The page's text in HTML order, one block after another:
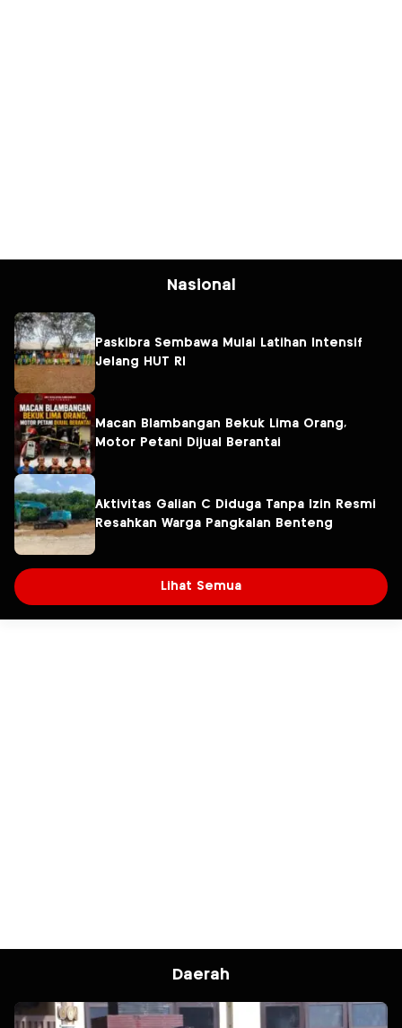
Nasional
Paskibra Sembawa Mulai Latihan Intensif
Jelang HUT RI
Macan Blambangan Bekuk Lima Orang,
Motor Petani Dijual Berantai
Aktivitas Galian C Diduga Tanpa Izin Resmi
Resahkan Warga Pangkalan Benteng
Lihat Semua
Daerah